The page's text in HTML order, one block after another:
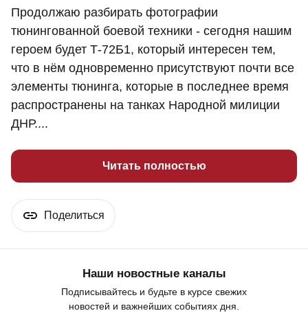
Продолжаю разбирать фотографии
тюнингованной боевой техники - сегодня нашим
героем будет Т-72Б1, который интересен тем,
что в нём одновременно присутствуют почти все
элементы тюнинга, которые в последнее время
распространены на танках Народной милиции
ДНР....
Читать полностью
Поделиться
Наши новостные каналы
Подписывайтесь и будьте в курсе свежих
новостей и важнейших событиях дня.